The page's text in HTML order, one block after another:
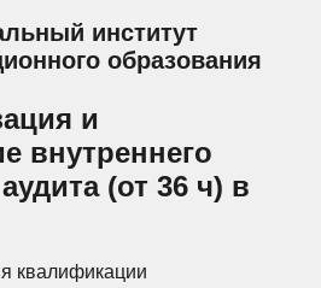
институт
образования
и
внутреннего
(от 36 ч) в
квалификации